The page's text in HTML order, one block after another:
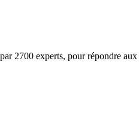
2700 experts, pour répondre